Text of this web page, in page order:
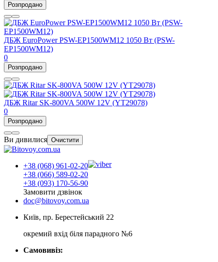
Розпродано
ДБЖ EuroPower PSW-EP1500WM12 1050 Вт (PSW-
EP1500WM12)
0
Розпродано
ДБЖ Ritar SK-800VA 500W 12V (YT29078)
0
Розпродано
Ви дивилися Очистити
+38 (068) 961-02-20
+38 (066) 589-02-20
+38 (093) 170-56-90
Замовити дзвінок
doc@bitovoy.com.ua
Київ, пр. Берестейський 22
окремий вхід біля парадного №6
Самовивіз: